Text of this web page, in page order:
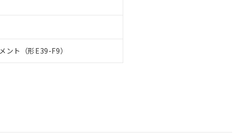
ント（形E39-F9）
ステル類４物質の対応では、対応完了までの期間は出荷製品に未対応品が
日を記載しておりました。
替を完了していることから、特段のことがない限り、2022年1月12日よ